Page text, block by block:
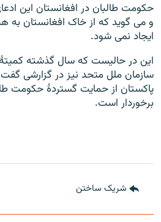
حکومت طالبان در افغانستان این
و می گوید که از خاک افغانستان به
ایجاد نمی شود.
این در حالیست که سال گذشته
سازمان ملل متحد نیز در گزارشی
پاکستان از حمایت گستردۀ حکومت
برخوردار است.
شریک ساختن